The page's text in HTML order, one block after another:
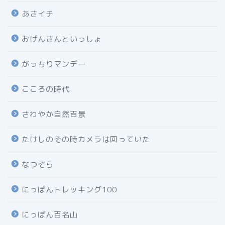
あさイチ
おげんさんといっしょ
がっちりマンデー
こころの時代
さわやか自然百景
たけしのその時カメラは回っていた
なつぞら
にっぽんトレッキング100
にっぽん百名山